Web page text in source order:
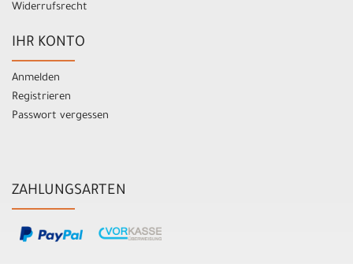
Widerrufsrecht
IHR KONTO
Anmelden
Registrieren
Passwort vergessen
ZAHLUNGSARTEN